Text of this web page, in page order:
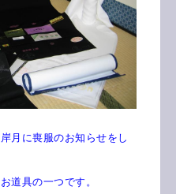
月に喪服のお知らせをし
道具の一つです。